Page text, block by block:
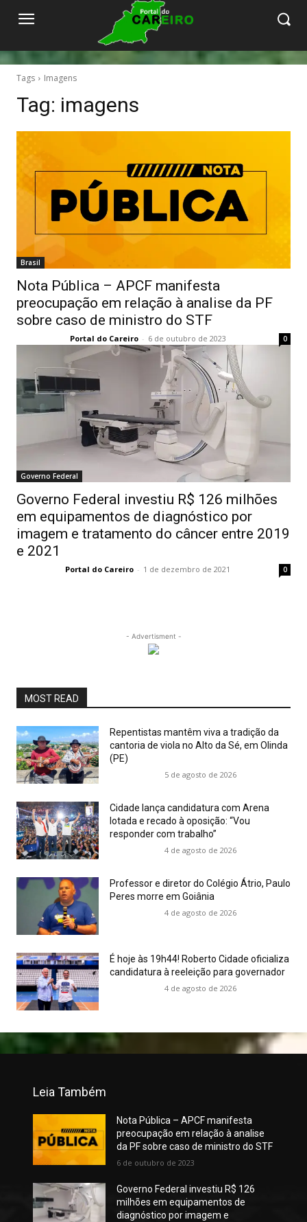
Tags Imagens
Tag: imagens
Brasil
Nota Pública – APCF manifesta
preocupação em relação à analise da PF
sobre caso de ministro do STF
Portal do Careiro - 6 de outubro de 2023 0
Governo Federal
Governo Federal investiu R$ 126 milhões
em equipamentos de diagnóstico por
imagem e tratamento do câncer entre 2019
e 2021
Portal do Careiro - 1 de dezembro de 2021 0
- Advertisment -
MOST READ
Repentistas mantêm viva a tradição da
cantoria de viola no Alto da Sé, em Olinda
(PE)
5 de agosto de 2026
Cidade lança candidatura com Arena
lotada e recado à oposição: “Vou
responder com trabalho”
4 de agosto de 2026
Professor e diretor do Colégio Átrio, Paulo
Peres morre em Goiânia
4 de agosto de 2026
É hoje às 19h44! Roberto Cidade oficializa
candidatura à reeleição para governador
4 de agosto de 2026
Leia Também
Nota Pública – APCF manifesta
preocupação em relação à analise
da PF sobre caso de ministro do STF
6 de outubro de 2023
Governo Federal investiu R$ 126
milhões em equipamentos de
diagnóstico por imagem e